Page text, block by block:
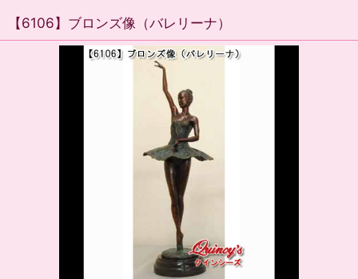
【6106】ブロンズ像（バレリーナ）